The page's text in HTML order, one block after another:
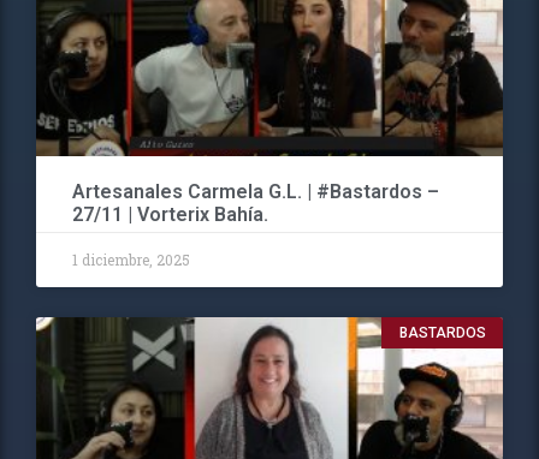
Artesanales Carmela G.L. | #Bastardos –
27/11 | Vorterix Bahía.
1 diciembre, 2025
BASTARDOS